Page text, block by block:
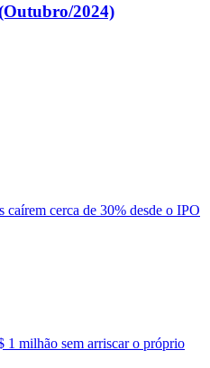
2024)
caírem cerca de 30% desde o IPO
1 milhão sem arriscar o próprio